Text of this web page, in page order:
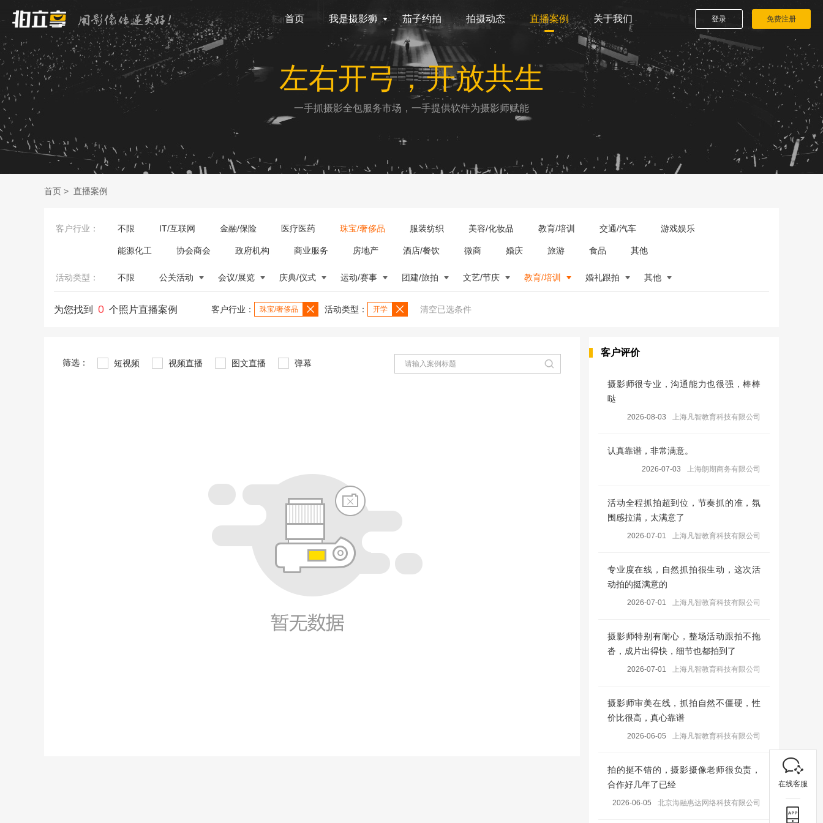
首页 我是摄影狮 茄子约拍 拍摄动态 直播案例 关于我们 登录 免费注册
左右开弓，开放共生
一手抓摄影全包服务市场，一手提供软件为摄影师赋能
首页 > 直播案例
客户行业： 不限 IT/互联网 金融/保险 医疗医药 珠宝/奢侈品 服装纺织 美容/化妆品 教育/培训 交通/汽车 游戏娱乐
能源化工 协会商会 政府机构 商业服务 房地产 酒店/餐饮 微商 婚庆 旅游 食品 其他
活动类型： 不限 公关活动 会议/展览 庆典/仪式 运动/赛事 团建/旅拍 文艺/节庆 教育/培训 婚礼跟拍 其他
为您找到 0 个照片直播案例 客户行业： 珠宝/奢侈品 活动类型： 开学 清空已选条件
筛选： 短视频 视频直播 图文直播 弹幕
客户评价
摄影师很专业，沟通能力也很强，棒棒
哒
2026-08-03 上海凡智教育科技有限公司
认真靠谱，非常满意。
2026-07-03 上海朗期商务有限公司
活动全程抓拍超到位，节奏抓的准，氛
围感拉满，太满意了
2026-07-01 上海凡智教育科技有限公司
专业度在线，自然抓拍很生动，这次活
动拍的挺满意的
2026-07-01 上海凡智教育科技有限公司
摄影师特别有耐心，整场活动跟拍不拖
沓，成片出得快，细节也都拍到了
2026-07-01 上海凡智教育科技有限公司
摄影师审美在线，抓拍自然不僵硬，性
价比很高，真心靠谱
2026-06-05 上海凡智教育科技有限公司
拍的挺不错的，摄影摄像老师很负责，
合作好几年了已经
2026-06-05 北京海融惠达网络科技有限公司
在线客服